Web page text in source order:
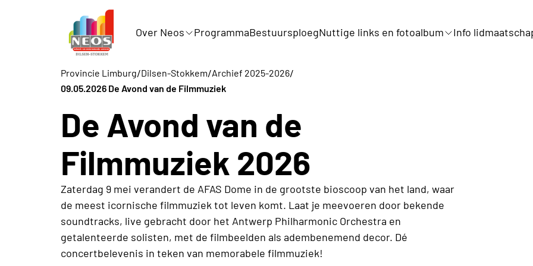
Over Neos ProgrammaBestuursploegNuttige links en fotoalbum Info
Provincie Limburg/Dilsen-Stokkem/Archief 2025-2026/
09.05.2026 De Avond van de Filmmuziek
De Avond van de
Filmmuziek 2026
Zaterdag 9 mei verandert de AFAS Dome in de grootste bioscoop van het land, waar
de meest icornische filmmuziek tot leven komt. Laat je meevoeren door bekende
soundtracks, live gebracht door het Antwerp Philharmonic Orchestra en
getalenteerde solisten, met de filmbeelden als adembenemend decor. Dé
concertbelevenis in teken van memorabele filmmuziek!